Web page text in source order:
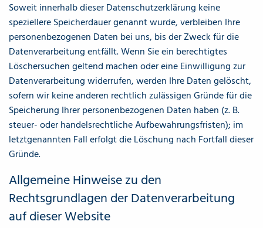
Soweit innerhalb dieser Datenschutzerklärung keine
speziellere Speicherdauer genannt wurde, verbleiben Ihre
personenbezogenen Daten bei uns, bis der Zweck für die
Datenverarbeitung entfällt. Wenn Sie ein berechtigtes
Löschersuchen geltend machen oder eine Einwilligung zur
Datenverarbeitung widerrufen, werden Ihre Daten gelöscht,
sofern wir keine anderen rechtlich zulässigen Gründe für die
Speicherung Ihrer personenbezogenen Daten haben (z. B.
steuer- oder handelsrechtliche Aufbewahrungsfristen); im
letztgenannten Fall erfolgt die Löschung nach Fortfall dieser
Gründe.
Allgemeine Hinweise zu den
Rechtsgrundlagen der Datenverarbeitung
auf dieser Website